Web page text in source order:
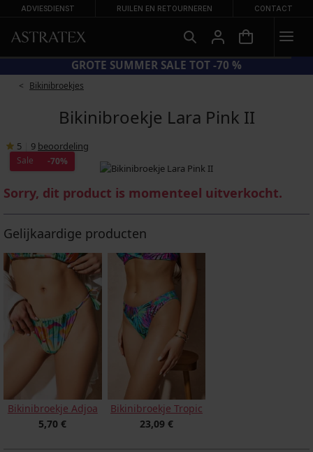
ADVIESDIENST RUILEN EN RETOURNEREN CONTACT
GROTE SUMMER SALE TOT -70 %
Bikinibroekjes
Bikinibroekje Lara Pink II
5 9 beoordeling
Sale -70%
Sorry, dit product is momenteel uitverkocht.
Gelijkaardige producten
Bikinibroekje Adjoa
5,70 €
Bikinibroekje Tropic
23,09 €